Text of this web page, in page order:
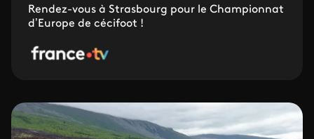
Rendez-vous à Strasbourg pour le Championnat
d’Europe de cécifoot !